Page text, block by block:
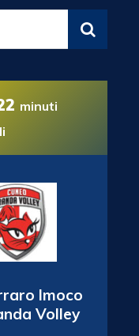
minuti
Imoco
Volley